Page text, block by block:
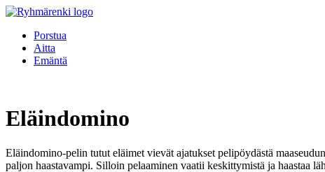
Porstua
Aitta
Emäntä
Eläindomino
Eläindomino-pelin tutut eläimet vievät ajatukset pelipöydästä
paljon haastavampi. Silloin pelaaminen vaatii keskittymistä ja haastaa